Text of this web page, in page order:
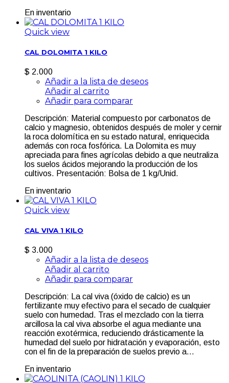
En inventario
Quick view
CAL DOLOMITA 1 KILO
$ 2.000
Añadir a la lista de deseos
Añadir al carrito
Añadir para comparar
Descripción: Material compuesto por carbonatos de
calcio y magnesio, obtenidos después de moler y cernir
la roca dolomítica en su estado natural, enriquecida
además con roca fosfórica. La Dolomita es muy
apreciada para fines agrícolas debido a que neutraliza
los suelos ácidos mejorando la producción de los
cultivos. Presentación: Bolsa de 1 kg/Unid.
En inventario
Quick view
CAL VIVA 1 KILO
$ 3.000
Añadir a la lista de deseos
Añadir al carrito
Añadir para comparar
Descripción: La cal viva (óxido de calcio) es un
fertilizante muy efectivo para el secado de cualquier
suelo con humedad. Tras el mezclado con la tierra
arcillosa la cal viva absorbe el agua mediante una
reacción exotérmica, reduciendo drásticamente la
humedad del suelo por hidratación y evaporación, esto
con el fin de la preparación de suelos previo a...
En inventario